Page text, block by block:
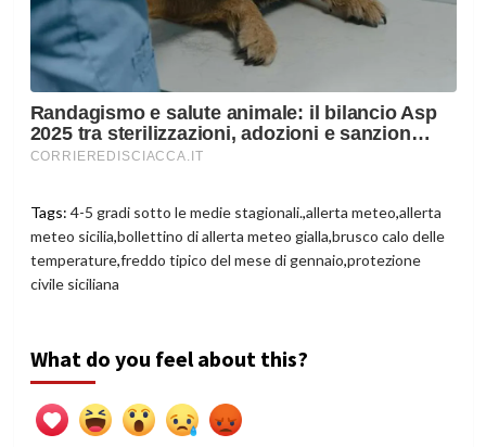
Tags: 4-5 gradi sotto le medie stagionali.,allerta meteo,allerta
meteo sicilia,bollettino di allerta meteo gialla,brusco calo delle
temperature,freddo tipico del mese di gennaio,protezione
civile siciliana
What do you feel about this?